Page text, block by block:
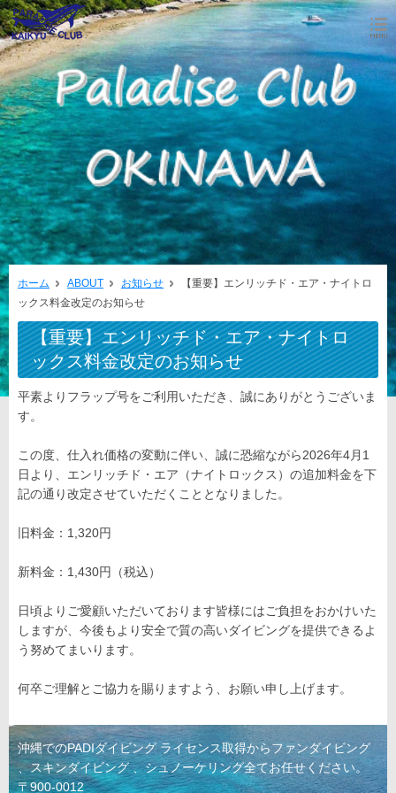
ホーム ABOUT お知らせ
【重要】エンリッチド・エア・ナイトロ
ックス料金改定のお知らせ
【重要】エンリッチド・エア・ナイトロ
ックス料金改定のお知らせ
平素よりフラップ号をご利用いただき、誠にありがとうございま
す。
この度、仕入れ価格の変動に伴い、誠に恐縮ながら2026年4月1
日より、エンリッチド・エア（ナイトロックス）の追加料金を下
記の通り改定させていただくこととなりました。
旧料金：1,320円
新料金：1,430円（税込）
日頃よりご愛顧いただいております皆様にはご負担をおかけいた
しますが、今後もより安全で質の高いダイビングを提供できるよ
う努めてまいります。
何卒ご理解とご協力を賜りますよう、お願い申し上げます。
沖縄でのPADIダイビング ライセンス取得からファンダイビング
、スキンダイビング 、シュノーケリング全てお任せください。
〒900-0012